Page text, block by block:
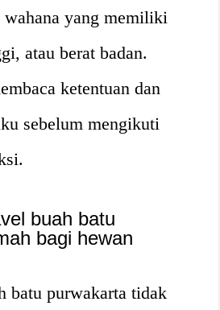
wahana yang memiliki
atau berat badan.
ketentuan dan
sebelum mengikuti
buah batu
bagi hewan
batu purwakarta tidak